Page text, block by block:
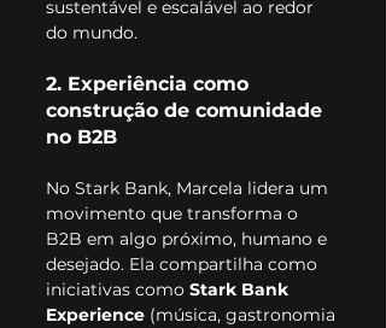
sustentável e escalável ao redor
do mundo.
2. Experiência como
construção de comunidade
no B2B
No Stark Bank, Marcela lidera um
movimento que transforma o
B2B em algo próximo, humano e
desejado. Ela compartilha como
iniciativas como Stark Bank
Experience (música, gastronomia